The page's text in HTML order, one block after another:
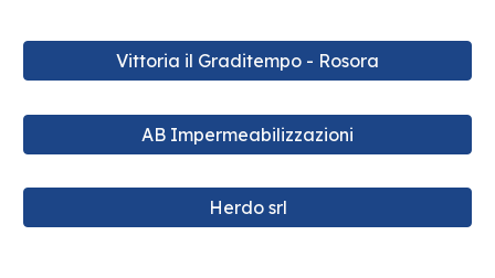
Vittoria il Graditempo - Rosora
AB Impermeabilizzazioni
Herdo srl